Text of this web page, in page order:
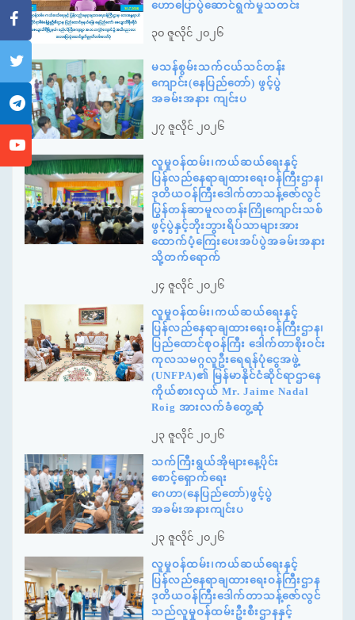
ဟောပြောပွဲဆောင်ရွက်မှုသတင်း
၃၀ ဇူလိုင် ၂၀၂၆
မသန်စွမ်းသက်ငယ်သင်တန်း
ကျောင်း(နေပြည်တော်) ဖွင့်ပွဲ
အခမ်းအနား ကျင်းပ
၂၇ ဇူလိုင် ၂၀၂၆
လူမှုဝန်ထမ်း၊ကယ်ဆယ်ရေးနှင့်
ပြန်လည်နေရာချထားရေးဝန်ကြီးဌာန၊
ဒုတိယဝန်ကြီးဒေါက်တာသန့်ဇော်လွင်
ပြွန်တန်ဆာမူလတန်းကြိုကျောင်းသစ်
ဖွင့်ပွဲနှင့်ဘိုးဘွားရိပ်သာများအား
ထောက်ပံ့ကြေးပေးအပ်ပွဲအခမ်းအနား
သို့တက်ရောက်
၂၄ ဇူလိုင် ၂၀၂၆
လူမှုဝန်ထမ်း၊ကယ်ဆယ်ရေးနှင့်
ပြန်လည်နေရာချထားရေးဝန်ကြီးဌာန၊
ပြည်ထောင်စုဝန်ကြီး ဒေါက်တာစိုးဝင်း
ကုလသမဂ္ဂလူဦးရေရန်ပုံငွေအဖွဲ့
(UNFPA)၏ မြန်မာနိုင်ငံဆိုင်ရာဌာနေ
ကိုယ်စားလှယ် Mr. Jaime Nadal
Roig အားလက်ခံတွေ့ဆုံ
၂၃ ဇူလိုင် ၂၀၂၆
သက်ကြီးရွယ်အိုများနေ့ပိုင်း
စောင့်ရှောက်ရေး
ဂေဟာ(နေပြည်တော်)ဖွင့်ပွဲ
အခမ်းအနားကျင်းပ
၂၃ ဇူလိုင် ၂၀၂၆
လူမှုဝန်ထမ်း၊ကယ်ဆယ်ရေးနှင့်
ပြန်လည်နေရာချထားရေးဝန်ကြီးဌာန
ဒုတိယဝန်ကြီးဒေါက်တာသန့်ဇော်လွင်
သည်လူမှုဝန်ထမ်းဦးစီးဌာနနှင့်